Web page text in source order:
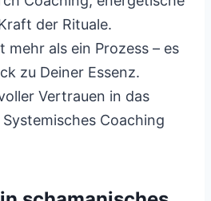
der Rituale.
mehr als ein Prozess – es
zu Deiner Essenz.
Vertrauen in das
Coaching